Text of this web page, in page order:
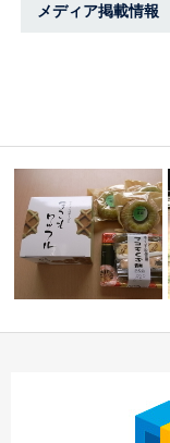
メディア掲載情報